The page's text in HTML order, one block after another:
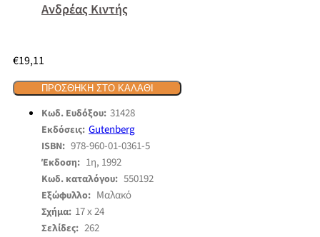
Ανδρέας Κιντής
€19,11
ΠΡΟΣΘΉΚΗ ΣΤΟ ΚΑΛΆΘΙ
Κωδ. Ευδόξου: 31428
Εκδόσεις: Gutenberg
ISBN: 978-960-01-0361-5
Έκδοση: 1η, 1992
Κωδ. καταλόγου: 550192
Εξώφυλλο: Μαλακό
Σχήμα: 17 x 24
Σελίδες: 262